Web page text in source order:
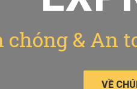
chóng & An
VỀ